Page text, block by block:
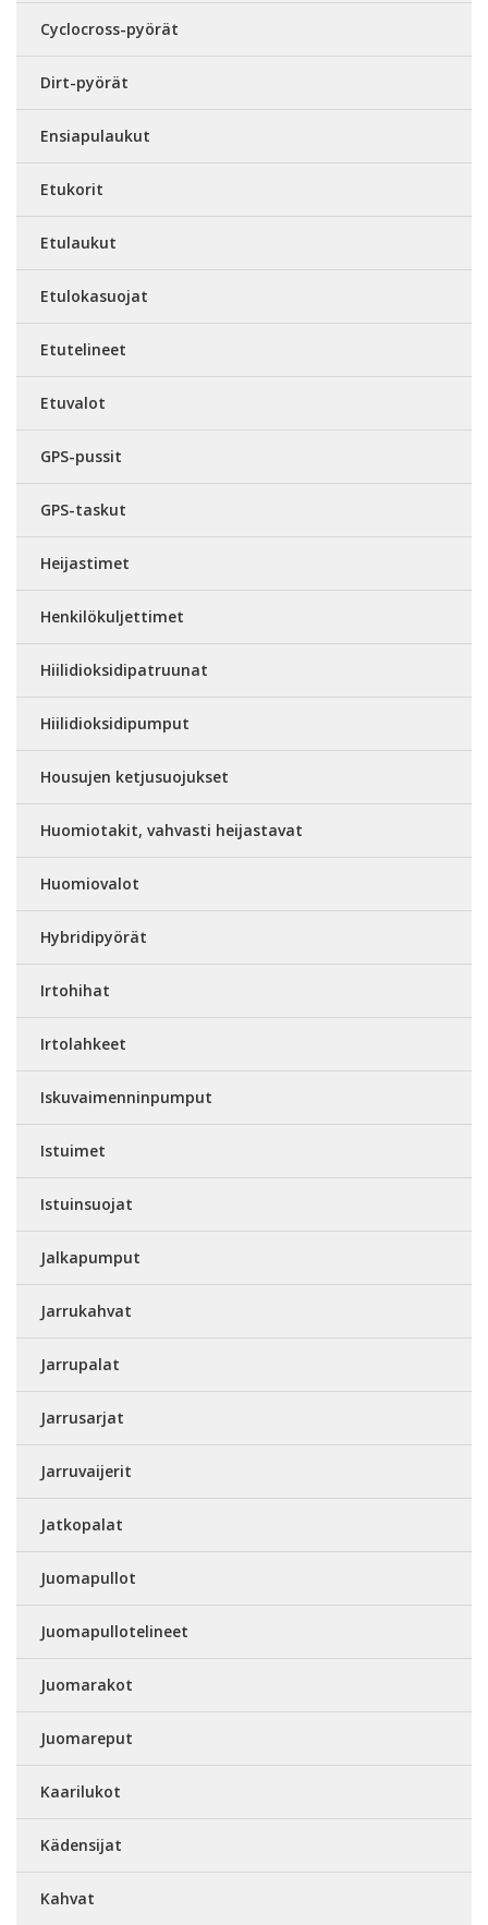
Cyclocross-pyörät
Dirt-pyörät
Ensiapulaukut
Etukorit
Etulaukut
Etulokasuojat
Etutelineet
Etuvalot
GPS-pussit
GPS-taskut
Heijastimet
Henkilökuljettimet
Hiilidioksidipatruunat
Hiilidioksidipumput
Housujen ketjusuojukset
Huomiotakit, vahvasti heijastavat
Huomiovalot
Hybridipyörät
Irtohihat
Irtolahkeet
Iskuvaimenninpumput
Istuimet
Istuinsuojat
Jalkapumput
Jarrukahvat
Jarrupalat
Jarrusarjat
Jarruvaijerit
Jatkopalat
Juomapullot
Juomapullotelineet
Juomarakot
Juomareput
Kaarilukot
Kädensijat
Kahvat